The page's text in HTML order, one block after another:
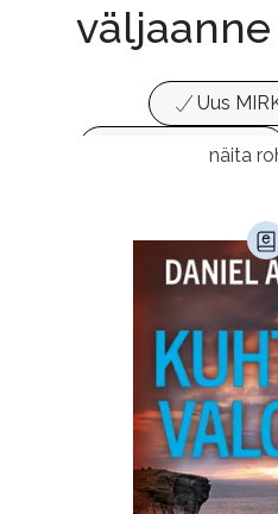
väljaanne
Uus
Populaarsed (25)
Eesti
näita